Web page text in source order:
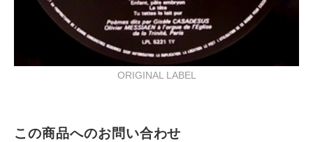
ORIGINAL LABEL
この商品へのお問い合わせ